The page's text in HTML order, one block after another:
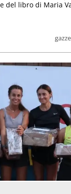
del libro di Maria